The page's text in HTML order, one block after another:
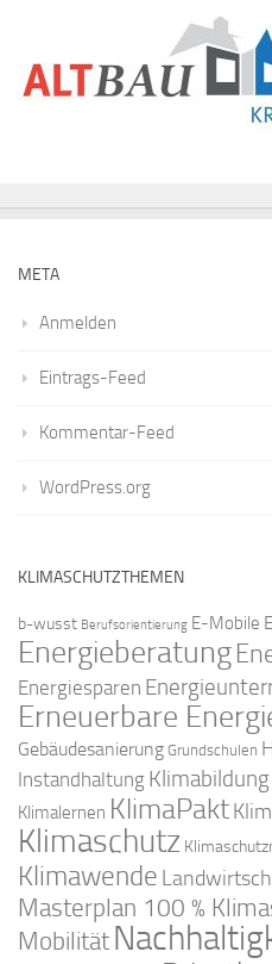
META
Anmelden
Eintrags-Feed
Kommentar-Feed
WordPress.org
KLIMASCHUTZTHEMEN
b-wusst Berufsorientierung E-Mobile
Energieberatung
Energiesparen
Erneuerbare
Gebäudesanierung Grundschulen
Instandhaltung Klimabildung
Klimalernen KlimaPakt
Klimaschutz
Klimawende
Masterplan 100 %
Mobilität